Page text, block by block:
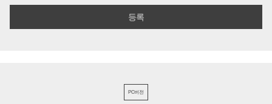
PC버전